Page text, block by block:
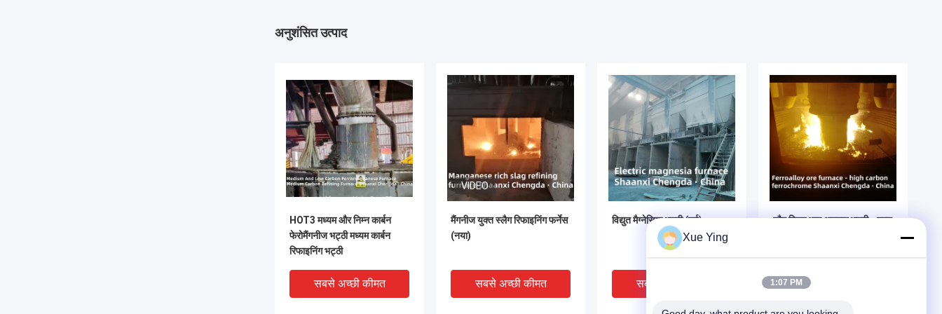
अनुशंसित उत्पाद
HOT3 मध्यम और निम्न कार्बन
फेरोमैंगनीज भट्ठी मध्यम कार्बन
रिफाइनिंग भट्ठी
सबसे अच्छी कीमत
VIDEO
मैंगनीज युक्त स्लैग रिफाइनिंग फर्नेस
(नया)
सबसे अच्छी कीमत
विद्युत मैग्नेसिया भट्ठी (नई)
सबसे अच्छी कीमत
लौह मिश्र धातु अयस्क भट्ठी - उच्च
सबसे अच्छी कीमत
Xue Ying
1:07 PM